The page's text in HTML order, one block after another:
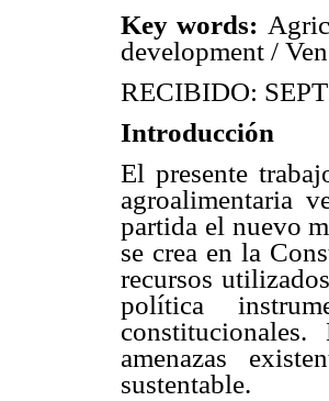
Key words:
development /
RECIBIDO:
Introducción
El presente
agroalimentaria
partida el nuevo
se crea en la
recursos
política
amenazas
sustentable.